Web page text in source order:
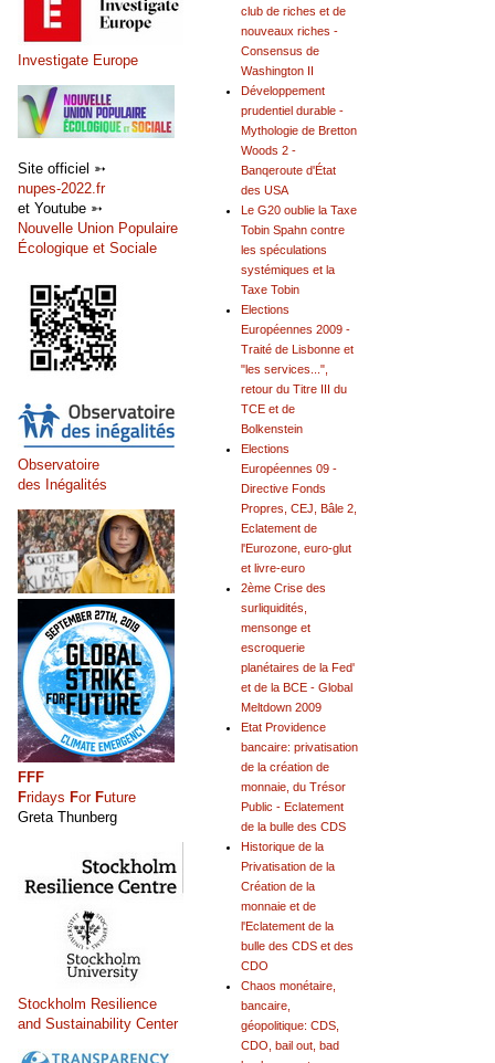
club de riches et de
nouveaux riches -
Consensus de
Washington II
Développement
prudentiel durable -
Mythologie de Bretton
Woods 2 -
Banqeroute d'État
des USA
Le G20 oublie la Taxe
Tobin Spahn contre
les spéculations
systémiques et la
Taxe Tobin
Elections
Européennes 2009 -
Traité de Lisbonne et
"les services...",
retour du Titre III du
TCE et de
Bolkenstein
Elections
Européennes 09 -
Directive Fonds
Propres, CEJ, Bâle 2,
Eclatement de
l'Eurozone, euro-glut
et livre-euro
2ème Crise des
surliquidités,
mensonge et
escroquerie
planétaires de la Fed'
et de la BCE - Global
Meltdown 2009
Etat Providence
bancaire: privatisation
de la création de
monnaie, du Trésor
Public - Eclatement
de la bulle des CDS
Historique de la
Privatisation de la
Création de la
monnaie et de
l'Eclatement de la
bulle des CDS et des
CDO
Chaos monétaire,
bancaire,
géopolitique: CDS,
CDO, bail out, bad
Investigate Europe
Site officiel ➳
nupes-2022.fr
et Youtube ➳
Nouvelle Union Populaire
Écologique et Sociale
Observatoire
des Inégalités
FFF
Fridays For Future
Greta Thunberg
Stockholm Resilience
and Sustainability Center